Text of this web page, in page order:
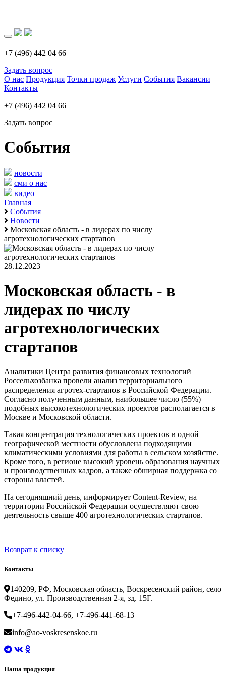
+7 (496) 442 04 66
Задать вопрос
О нас Продукция Точки продаж Услуги События Вакансии
Контакты
+7 (496) 442 04 66
Задать вопрос
События
новости
сми о нас
видео
Главная
События
Новости
Московская область - в лидерах по числу
агротехнологических стартапов
28.12.2023
Московская область - в
лидерах по числу
агротехнологических
стартапов
Аналитики Центра развития финансовых технологий
Россельхозбанка провели анализ территориального
распределения агротех-стартапов в Российской Федерации.
Согласно полученным данным, наибольшее число (55%)
подобных высокотехнологических проектов располагается в
Москве и Московской области.
Такая концентрация технологических проектов в одной
географической местности обусловлена подходящими
климатическими условиями для работы в сельском хозяйстве.
Кроме того, в регионе высокий уровень образования научных
и производственных кадров, а также обширная поддержка со
стороны властей.
На сегодняшний день, информирует Content-Review, на
территории Российской Федерации осуществляют свою
деятельность свыше 400 агротехнологических стартапов.
Возврат к списку
Контакты
140209, РФ, Московская область, Воскресенский район, село
Федино, ул. Производственная 2-я, зд. 15Г.
+7-496-442-04-66, +7-496-441-68-13
info@ao-voskresenskoe.ru
Наша продукция